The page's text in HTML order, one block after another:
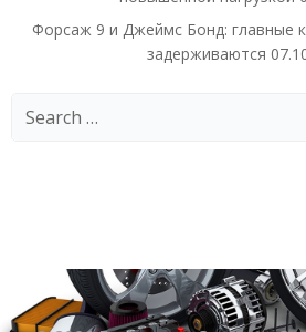
Форсаж 9 и Джеймс Бонд: главные
задерживаются
Search